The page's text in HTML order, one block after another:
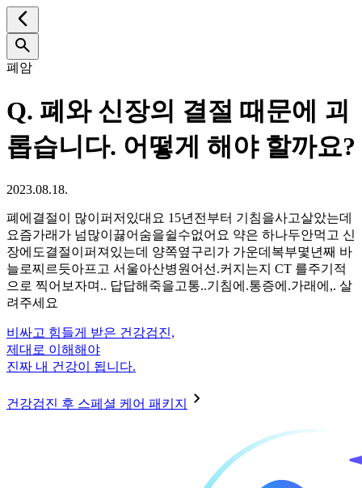
폐암
Q. 폐와 신장의 결절 때문에 괴
롭습니다. 어떻게 해야 할까요?
2023.08.18.
폐에결절이 많이퍼저있대요 15년전부터 기침을사고살았는데
요즘가래가 넘많이끓어숨을쉴수없어요 약은 하나두안먹고 신
장에도결절이퍼져있는데 양쪽옆구리가 가운데복부몇년째 바
늘로찌르듯아프고 서울아산병원어선.커지는지 CT 를주기적
으로 찍어보자며.. 답답해죽을고통..기침에.통증에.가래에,. 살
려주세요
비싸고 힘들게 받은 건강검진,
제대로 이해해야
진짜 내 건강이 됩니다.
건강검진 후 스페셜 케어 패키지